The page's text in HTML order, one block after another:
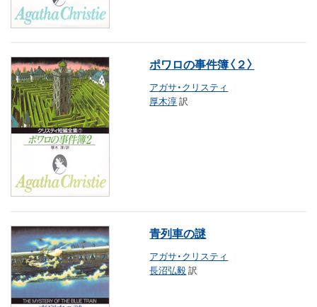
ポワロの事件簿〈２〉
アガサ・クリスティ
厚木淳訳
青列車の謎
アガサ・クリスティ
長沼弘毅訳